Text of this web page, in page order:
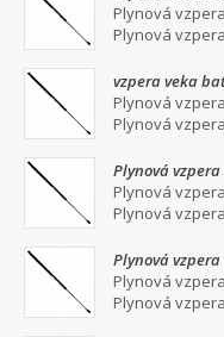
Plynová
Plynová
vzpera veka
Plynová
Plynová
Plynová
Plynová
Plynová
Plynová
Plynová
Plynová